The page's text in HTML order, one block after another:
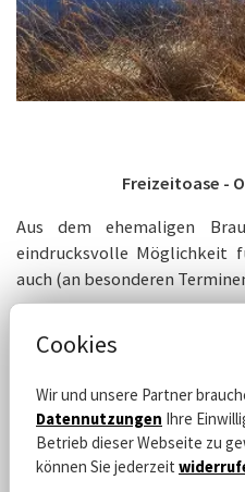
Freizeitoase -
Aus dem ehemaligen
eindrucksvolle Möglichkeit
auch (an besonderen
Cookies
Wir und unsere Partner
Datennutzungen Ihre
Betrieb dieser Webseite zu
können Sie jederzeit